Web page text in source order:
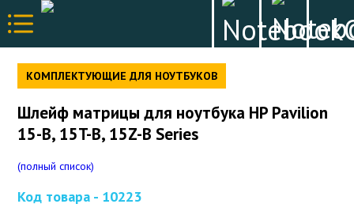
КОМПЛЕКТУЮЩИЕ ДЛЯ НОУТБУКОВ
Шлейф матрицы для ноутбука HP Pavilion
15-B, 15T-B, 15Z-B Series
(полный список)
Код товара - 10223